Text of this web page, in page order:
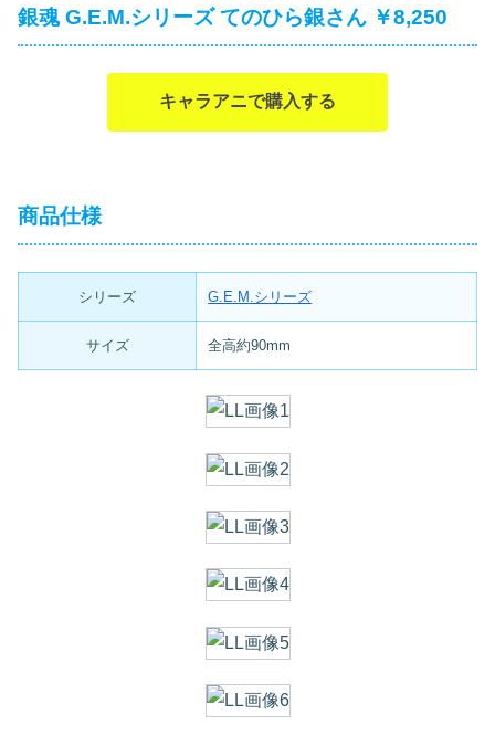
銀魂 G.E.M.シリーズ てのひら銀さん ￥8,250
キャラアニで購入する
商品仕様
シリーズ G.E.M.シリーズ
サイズ 全高約90mm